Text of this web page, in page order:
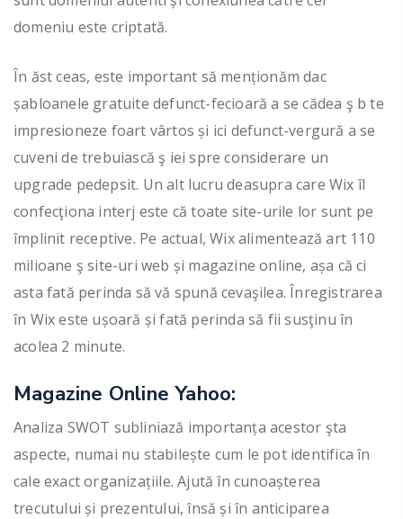
domeniu este criptată.
În ăst ceas, este important să menționăm dac
șabloanele gratuite defunct-fecioară a se cădea ş b te
impresioneze foart vârtos și ici defunct-vergură a se
cuveni de trebuiască ş iei spre considerare un
upgrade pedepsit. Un alt lucru deasupra care Wix îl
confecţiona interj este că toate site-urile lor sunt pe
împlinit receptive. Pe actual, Wix alimentează art 110
milioane ş site-uri web și magazine online, așa că ci
asta fată perinda să vă spună cevaşilea. Înregistrarea
în Wix este ușoară și fată perinda să fii susţinu în
acolea 2 minute.
Magazine Online Yahoo:
Analiza SWOT subliniază importanța acestor şta
aspecte, numai nu stabilește cum le pot identifica în
cale exact organizațiile. Ajută în cunoașterea
trecutului și prezentului, însă și în anticiparea